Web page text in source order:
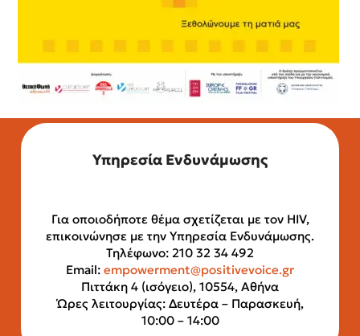
Υπηρεσία Ενδυνάμωσης
Για οποιοδήποτε θέμα σχετίζεται με τον HIV,
επικοινώνησε με την Υπηρεσία Ενδυνάμωσης.
Τηλέφωνο: 210 32 34 492
Email: empowerment@positivevoice.gr
Πιττάκη 4 (ισόγειο), 10554, Αθήνα
Ώρες λειτουργίας: Δευτέρα – Παρασκευή,
10:00 – 14:00